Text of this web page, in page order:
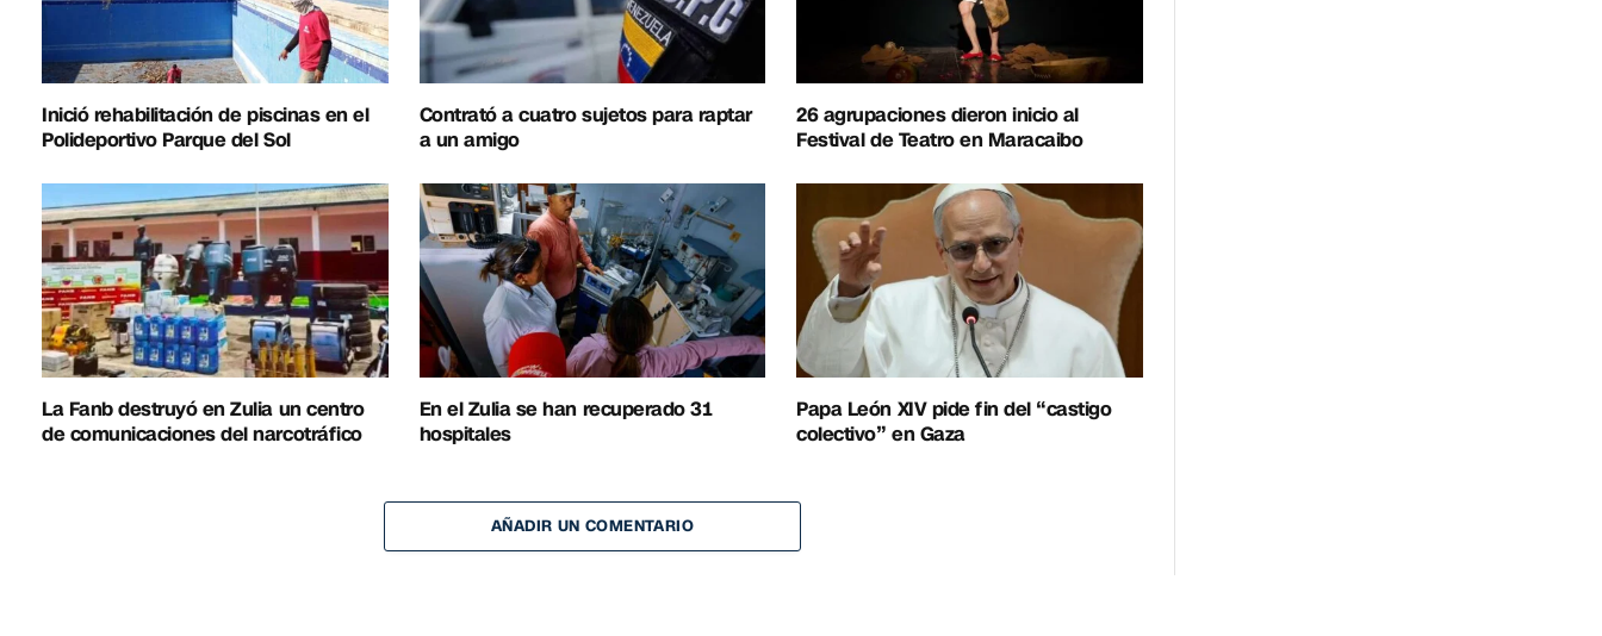
Inició rehabilitación de piscinas en el
Polideportivo Parque del Sol
Contrató a cuatro sujetos para raptar
a un amigo
26 agrupaciones dieron inicio al
Festival de Teatro en Maracaibo
La Fanb destruyó en Zulia un centro
de comunicaciones del narcotráfico
En el Zulia se han recuperado 31
hospitales
Papa León XIV pide fin del “castigo
colectivo” en Gaza
AÑADIR UN COMENTARIO